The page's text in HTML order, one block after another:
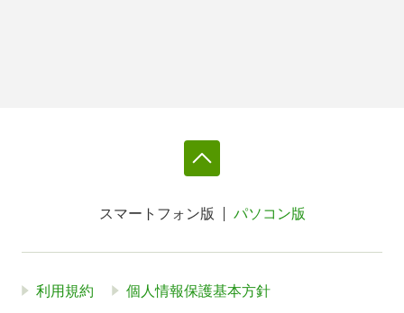
スマートフォン版 パソコン版
利用規約 個人情報保護基本方針